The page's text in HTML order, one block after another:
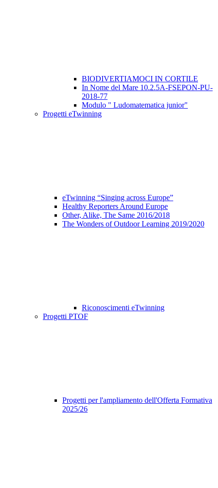
BIODIVERTIAMOCI IN CORTILE
In Nome del Mare 10.2.5A-FSEPON-PU-
2018-77
Modulo " Ludomatematica junior"
Progetti eTwinning
eTwinning “Singing across Europe”
Healthy Reporters Around Europe
Other, Alike, The Same 2016/2018
The Wonders of Outdoor Learning 2019/2020
Riconoscimenti eTwinning
Progetti PTOF
Progetti per l'ampliamento dell'Offerta Formativa
2025/26